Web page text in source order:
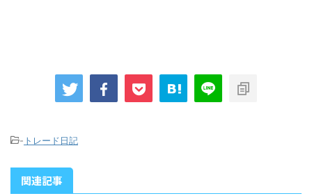
- トレード日記
関連記事